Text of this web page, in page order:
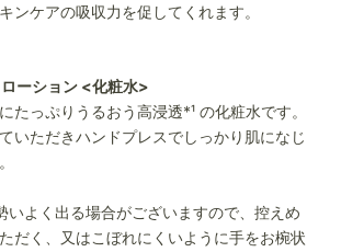
ンケアの吸収力を促してくれます。
ーション <化粧水>
たっぷりうるおう高浸透*¹ の化粧水です。
いただきハンドプレスでしっかり肌になじ
よく出る場合がございますので、 控えめ
だく、又はこぼれにくいように手をお椀状